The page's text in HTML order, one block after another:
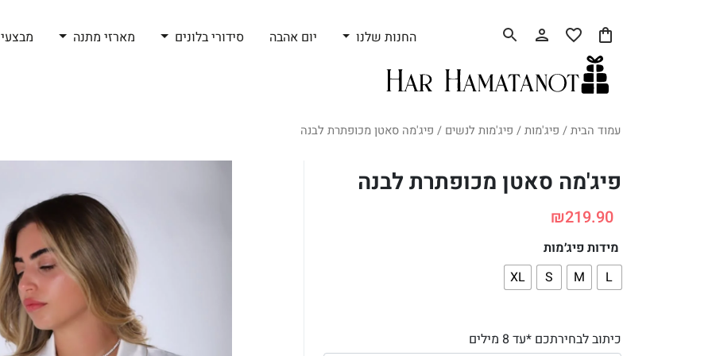
החנות שלנו יום אהבה סידורי בלונים מארזי מתנה
עמוד הבית/ פיג'מות/ פיג'מות לנשים / פיג'מה סאטן מכופתרת לבנה
פיג'מה סאטן מכופתרת לבנה
₪219.90
מידות פיג׳מות
L
M
S
XL
כיתוב לבחירתכם *עד 8 מילים